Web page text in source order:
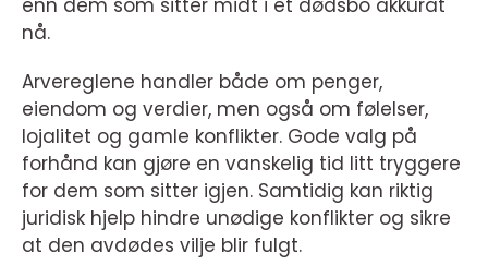
enn dem som sitter midt i et dødsbo akkurat
nå.
Arvereglene handler både om penger,
eiendom og verdier, men også om følelser,
lojalitet og gamle konflikter. Gode valg på
forhånd kan gjøre en vanskelig tid litt tryggere
for dem som sitter igjen. Samtidig kan riktig
juridisk hjelp hindre unødige konflikter og sikre
at den avdødes vilje blir fulgt.